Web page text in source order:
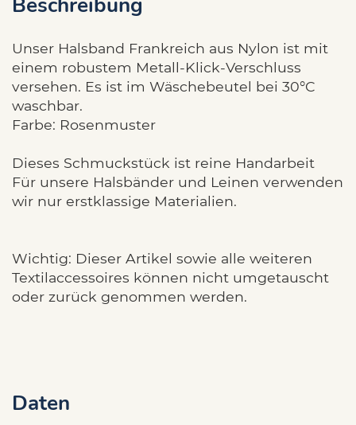
Unser Halsband Frankreich aus Nylon ist mit
einem robustem Metall-Klick-Verschluss
versehen. Es ist im Wäschebeutel bei 30°C
waschbar.
Farbe: Rosenmuster
Dieses Schmuckstück ist reine Handarbeit
Für unsere Halsbänder und Leinen verwenden
wir nur erstklassige Materialien.
Wichtig: Dieser Artikel sowie alle weiteren
Textilaccessoires können nicht umgetauscht
oder zurück genommen werden.
Daten